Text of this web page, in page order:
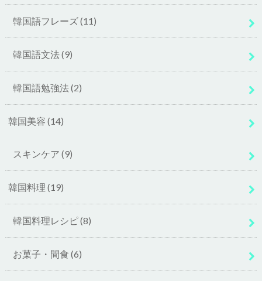
韓国語フレーズ(11)
韓国語文法(9)
韓国語勉強法(2)
韓国美容 (14)
スキンケア (9)
韓国料理 (19)
韓国料理レシピ(8)
お菓子・間食 (6)